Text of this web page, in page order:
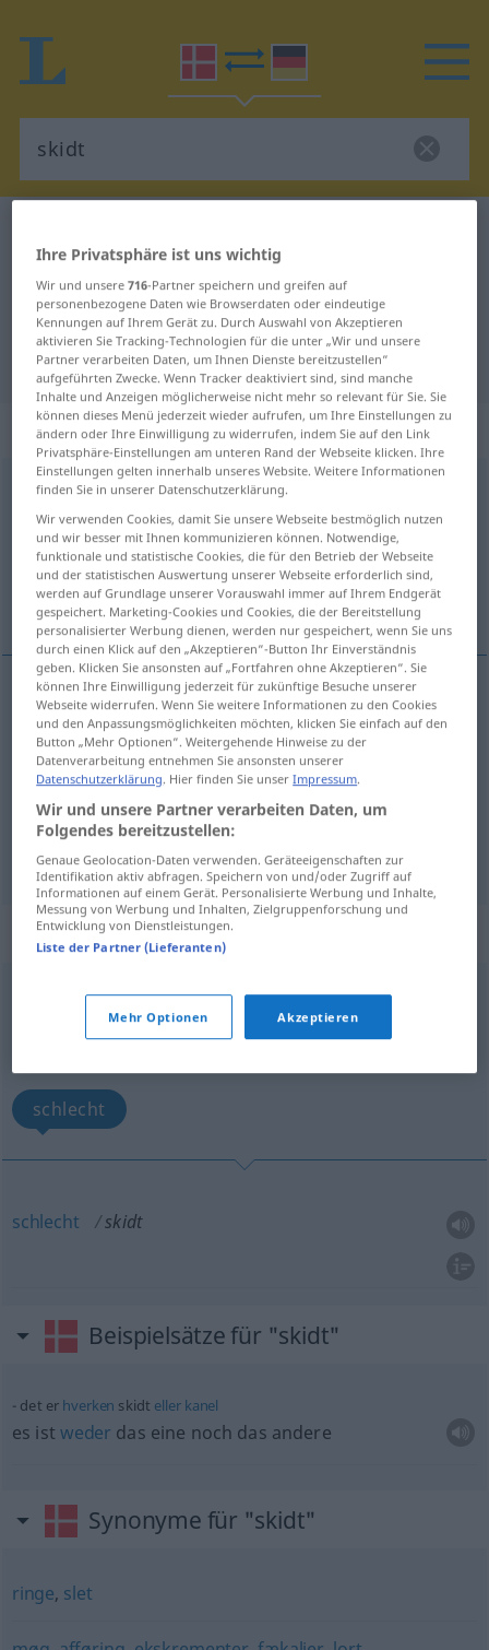
Dänisch-Deutsch Übersetzung für
"skidt"
"skidt" Deutsch Übersetzung
„skidt“: substantiv, navneord
skidt [sgid]su <-et >
Übersicht aller Übersetzungen
(Für mehr Details die Übersetzung anklicken/antippen)
Dreck, Schund, Mist
Dreckm skidt
Schundm skidt
Mistm skidt
„skidt“: adjektiv, tillægsord
[sgid]adj
Übersicht aller Übersetzungen
schlecht
schlecht skidt
Beispielsätze für "skidt"
det er hverken skidt eller kanel
es ist weder das eine noch das andere
Synonyme für "skidt"
ringe, slet
Ihre Privatsphäre ist uns wichtig
Wir und unsere716-Partner speichern und greifen auf
personenbezogene Daten wie Browserdaten oder eindeutige
Kennungen auf Ihrem Gerät zu. Durch Auswahl von Akzeptieren
aktivieren Sie Tracking-Technologien für die unter „Wir und unsere
Partner verarbeiten Daten, um Ihnen Dienste bereitzustellen“
aufgeführten Zwecke. Wenn Tracker deaktiviert sind, sind manche
Inhalte und Anzeigen möglicherweise nicht mehr so relevant für Sie. Sie
können dieses Menü jederzeit wieder aufrufen, um Ihre Einstellungen zu
ändern oder Ihre Einwilligung zu widerrufen, indem Sie auf den Link
Privatsphäre-Einstellungen am unteren Rand der Webseite klicken. Ihre
Einstellungen gelten innerhalb unseres Website. Weitere Informationen
finden Sie in unserer Datenschutzerklärung.
Wir verwenden Cookies, damit Sie unsere Webseite bestmöglich nutzen
und wir besser mit Ihnen kommunizieren können. Notwendige,
funktionale und statistische Cookies, die für den Betrieb der Webseite
und der statistischen Auswertung unserer Webseite erforderlich sind,
werden auf Grundlage unserer Vorauswahl immer auf Ihrem Endgerät
gespeichert. Marketing-Cookies und Cookies, die der Bereitstellung
personalisierter Werbung dienen, werden nur gespeichert, wenn Sie uns
durch einen Klick auf den „Akzeptieren“-Button Ihr Einverständnis
geben. Klicken Sie ansonsten auf „Fortfahren ohne Akzeptieren“. Sie
können Ihre Einwilligung jederzeit für zukünftige Besuche unserer
Webseite widerrufen. Wenn Sie weitere Informationen zu den Cookies
und den Anpassungsmöglichkeiten möchten, klicken Sie einfach auf den
Button „Mehr Optionen“. Weitergehende Hinweise zu der
Datenverarbeitung entnehmen Sie ansonsten unserer
Datenschutzerklärung. Hier finden Sie unserImpressum.
Wir und unsere Partner verarbeiten Daten, um
Folgendes bereitzustellen:
Genaue Geolocation-Daten verwenden. Geräteeigenschaften zur
Identifikation aktiv abfragen. Speichern von und/oder Zugriff auf
Informationen auf einem Gerät. Personalisierte Werbung und Inhalte,
Messung von Werbung und Inhalten, Zielgruppenforschung und
Entwicklung von Dienstleistungen.
Liste der Partner (Lieferanten)
Mehr Optionen Akzeptieren